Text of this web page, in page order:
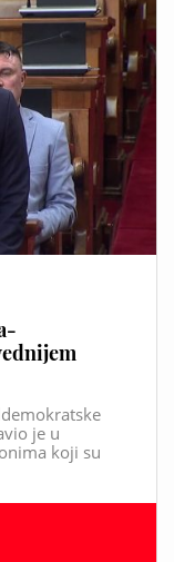
je u
koji su